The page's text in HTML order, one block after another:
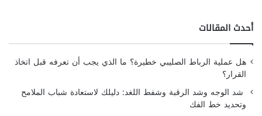
أحدث المقالات
هل عملية الرباط الصليبي خطيرة؟ ما الذي يجب أن تعرفه قبل اتخاذ
القرار؟
شد الوجه وشد الرقبة وشفط اللغد: دليلك لاستعادة شباب الملامح
وتحديد خط الفك